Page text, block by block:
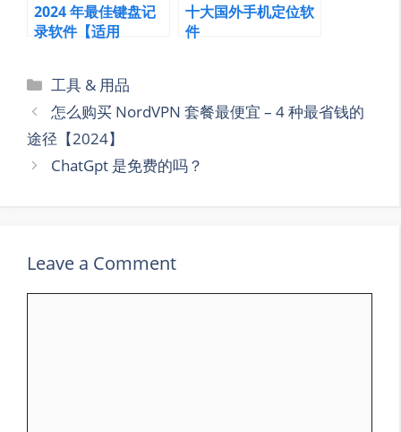
2024 年最佳键盘记
录软件【适用
Android】
十大国外手机定位软
件
Categories
工具 & 用品
怎么购买 NordVPN 套餐最便宜 – 4 种最省钱的
途径【2024】
ChatGpt 是免费的吗？
Leave a Comment